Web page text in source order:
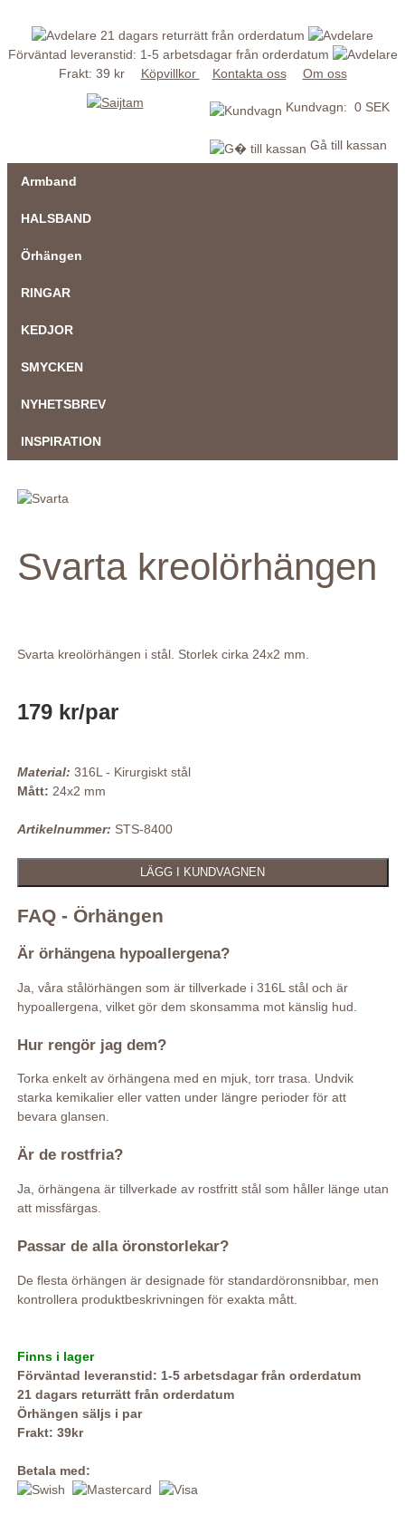
21 dagars returrätt från orderdatum
Förväntad leveranstid: 1-5 arbetsdagar från orderdatum
Frakt: 39 kr
Köpvillkor Kontakta oss Om oss
Kundvagn: 0 SEK
Gå till kassan
Armband
HALSBAND
Örhängen
RINGAR
KEDJOR
SMYCKEN
NYHETSBREV
INSPIRATION
Svarta kreolörhängen
Svarta kreolörhängen i stål. Storlek cirka 24x2 mm.
179 kr/par
Material: 316L - Kirurgiskt stål
Mått: 24x2 mm
Artikelnummer: STS-8400
FAQ - Örhängen
Är örhängena hypoallergena?
Ja, våra stålörhängen som är tillverkade i 316L stål och är
hypoallergena, vilket gör dem skonsamma mot känslig hud.
Hur rengör jag dem?
Torka enkelt av örhängena med en mjuk, torr trasa. Undvik
starka kemikalier eller vatten under längre perioder för att
bevara glansen.
Är de rostfria?
Ja, örhängena är tillverkade av rostfritt stål som håller länge utan
att missfärgas.
Passar de alla öronstorlekar?
De flesta örhängen är designade för standardöronsnibbar, men
kontrollera produktbeskrivningen för exakta mått.
Finns i lager
Förväntad leveranstid: 1-5 arbetsdagar från orderdatum
21 dagars returrätt från orderdatum
Örhängen säljs i par
Frakt: 39kr
Betala med: